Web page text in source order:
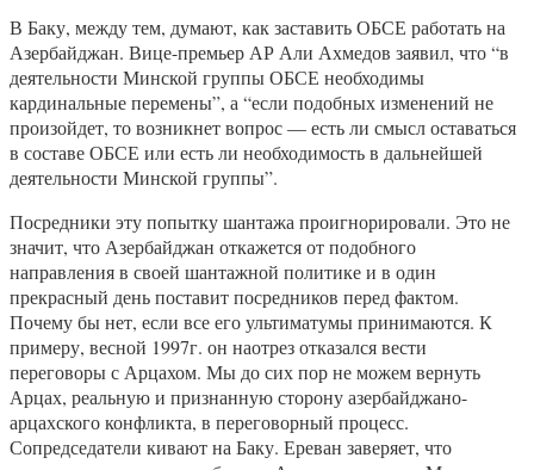
В Баку, между тем, думают, как заставить ОБСЕ работать на
Азербайджан. Вице-премьер АР Али Ахмедов заявил, что “в
деятельности Минской группы ОБСЕ необходимы
кардинальные перемены”, а “если подобных изменений не
произойдет, то возникнет вопрос — есть ли смысл оставаться
в составе ОБСЕ или есть ли необходимость в дальнейшей
деятельности Минской группы”.
Посредники эту попытку шантажа проигнорировали. Это не
значит, что Азербайджан откажется от подобного
направления в своей шантажной политике и в один
прекрасный день поставит посредников перед фактом.
Почему бы нет, если все его ультиматумы принимаются. К
примеру, весной 1997г. он наотрез отказался вести
переговоры с Арцахом. Мы до сих пор не можем вернуть
Арцах, реальную и признанную сторону азербайджано-
арцахского конфликта, в переговорный процесс.
Сопредседатели кивают на Баку. Ереван заверяет, что